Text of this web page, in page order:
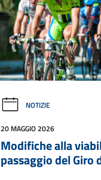
NOTIZIE
20 MAGGIO 2026
Modifiche alla
passaggio del Giro